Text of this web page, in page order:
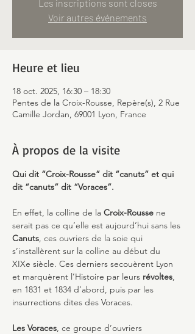
Les inscriptions sont closes
Voir autres événements
Heure et lieu
18 oct. 2025, 16:30 – 18:30
Pentes de la Croix-Rousse, Repère(s), 2 Rue
Camille Jordan, 69001 Lyon, France
À propos de la visite
Qui dit “Croix-Rousse” dit “canuts” et qui
dit “canuts” dit “Voraces”.
En effet, la colline de la Croix-Rousse ne
serait pas ce qu’elle est aujourd’hui sans les
Canuts, ces ouvriers de la soie qui
s’installèrent sur la colline au début du
XIXe siècle. Ces derniers secouèrent Lyon
et marquèrent l’Histoire par leurs révoltes,
en 1831 et 1834 d’abord, puis par les
insurrections dites des Voraces.
Les Voraces, ce groupe d’ouvriers